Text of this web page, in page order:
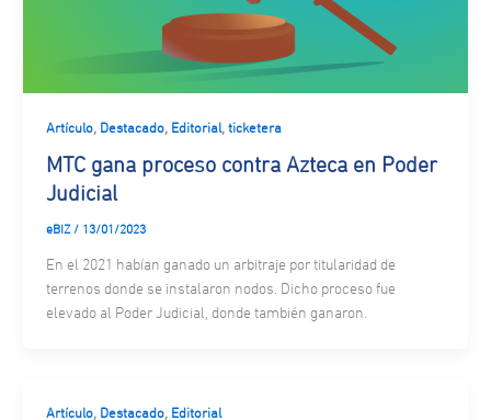
Artículo, Destacado, Editorial, ticketera
MTC gana proceso contra Azteca en Poder
Judicial
eBIZ / 13/01/2023
En el 2021 habían ganado un arbitraje por titularidad de
terrenos donde se instalaron nodos. Dicho proceso fue
elevado al Poder Judicial, donde también ganaron.
Artículo, Destacado, Editorial